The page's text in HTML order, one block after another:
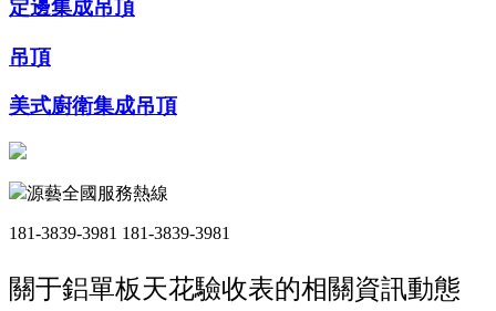
定邊集成吊頂
吊頂
美式廚衛集成吊頂
源藝全國服務熱線
181-3839-3981 181-3839-3981
關于鋁單板天花驗收表的相關資訊動態